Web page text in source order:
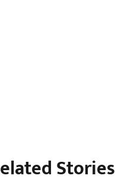
Stories